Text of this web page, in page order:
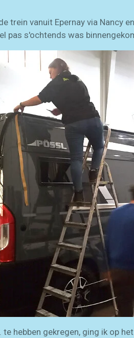
trein vanuit Epernay via Nancy
pas s'ochtends was
hebben gekregen, ging ik op